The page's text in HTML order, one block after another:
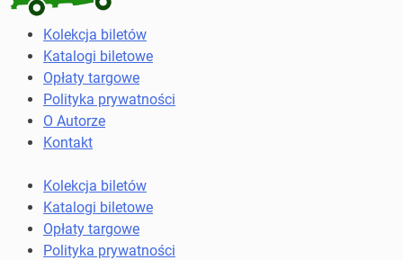
Kolekcja
biletów
komunikacji
miejskiej
kolejowych
Kolekcja biletów
Katalogi biletowe
Opłaty targowe
Polityka prywatności
O Autorze
Kontakt
Kolekcja biletów
Katalogi biletowe
Opłaty targowe
Polityka prywatności